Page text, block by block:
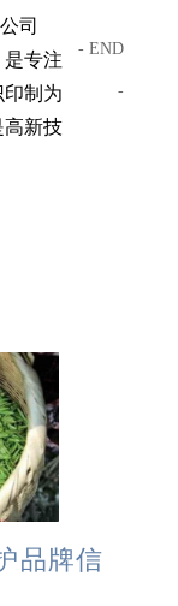
司
是专注
制为
高新技
- END
-
品牌信